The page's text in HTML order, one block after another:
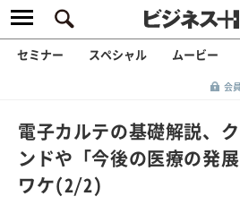
セミナー スペシャル ムービー
会
電子カルテの基礎解説、
ンドや「今後の医療の発
ワケ(2/2)